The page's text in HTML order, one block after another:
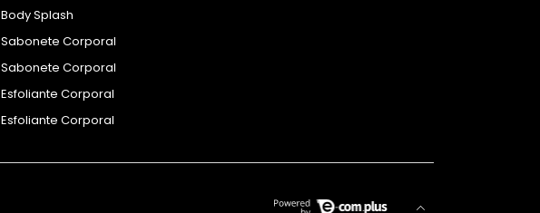
Body Splash
Sabonete Corporal
Sabonete Corporal
Esfoliante Corporal
Esfoliante Corporal